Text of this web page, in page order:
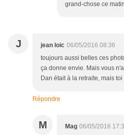
grand-chose ce
J jean loic 06/05/2016 08:36
toujours aussi belles ces
ça donne envie. Mais vous
Dan était à la retraite, mais
Répondre
M Mag 06/05/2016